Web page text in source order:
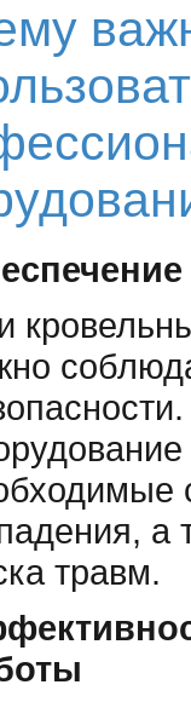
а
травм.